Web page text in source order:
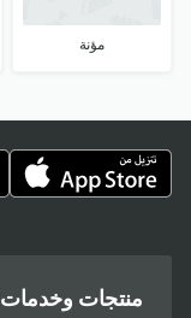
مؤنة
منتجات وخدمات